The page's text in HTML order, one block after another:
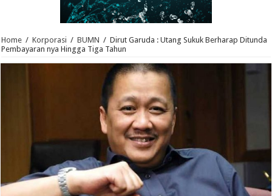
Home / Korporasi / BUMN / Dirut Garuda : Utang Sukuk Berharap Ditunda
Pembayaran nya Hingga Tiga Tahun